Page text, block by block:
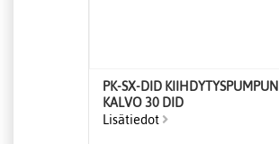
PK-SX-DID KIIHDYTYSPUMPUN
KALVO 30 DID
Lisätiedot